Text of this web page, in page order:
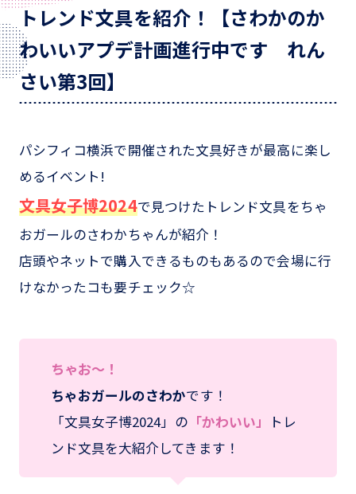
トレンド文具を紹介！【さわかのか
わいいアプデ計画進行中です れん
さい第3回】
パシフィコ横浜で開催された文具好きが最高に楽し
めるイベント!
文具女子博2024で見つけたトレンド文具をちゃ
おガールのさわかちゃんが紹介！
店頭やネットで購入できるものもあるので会場に行
けなかったコも要チェック☆
ちゃお～！
ちゃおガールのさわかです！
「文具女子博2024」の 「かわいい」
トレ
ンド文具を大紹介してきます！